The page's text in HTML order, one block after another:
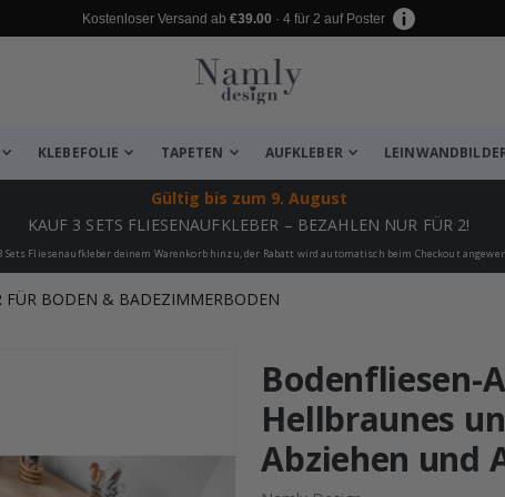
Kostenloser Versand ab €39.00 · 4 für 2 auf Poster
KLEBEFOLIE TAPETEN AUFKLEBER
Gültig bis zum 9. August
KAUF 3 SETS FLIESENAUFKLEBER – BEZAHLEN NUR FÜR 2!
Sets Fliesenaufkleber deinem Warenkorb hinzu, der Rabatt wird automatisch beim Checkout
FÜR BODEN & BADEZIMMERBODEN
Bodenfliesen-
Hellbraunes
Abziehen und